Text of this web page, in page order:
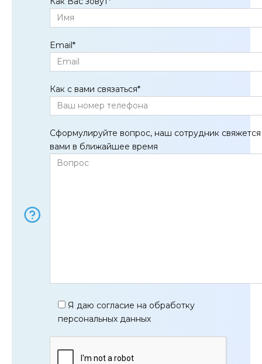
Email*
Как с вами связаться*
Сформулируйте вопрос, наш сотрудник свяжется
вами в ближайшее время
Я даю согласие на обработку
персональных данных